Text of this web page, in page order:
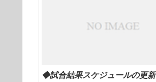
◆試合結果スケジュールの更新